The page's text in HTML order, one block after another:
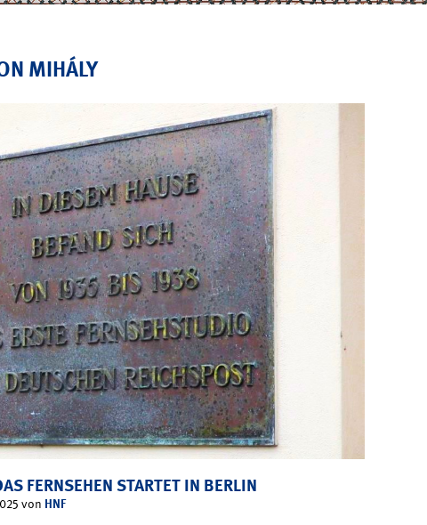
MIHÁLY
FERNSEHEN STARTET IN BERLIN
von HNF